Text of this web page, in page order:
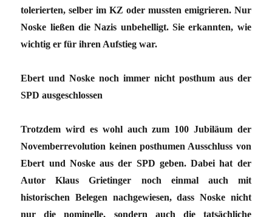
tolerierten, selber im KZ oder mussten emigrieren. Nur
Noske ließen die Nazis unbehelligt. Sie erkannten, wie
wichtig er für ihren Aufstieg war.
Ebert und Noske noch immer nicht posthum aus der
SPD ausgeschlossen
Trotzdem wird es wohl auch zum 100 Jubiläum der
Novemberrevolution keinen posthumen Ausschluss von
Ebert und Noske aus der SPD geben. Dabei hat der
Autor Klaus Grietinger noch einmal auch mit
historischen Belegen nachgewiesen, dass Noske nicht
nur die nominelle, sondern auch die tatsächliche